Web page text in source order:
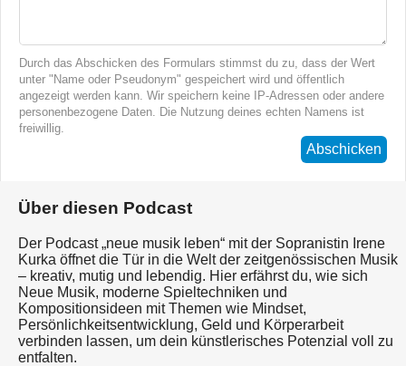
Durch das Abschicken des Formulars stimmst du zu, dass der Wert
unter "Name oder Pseudonym" gespeichert wird und öffentlich
angezeigt werden kann. Wir speichern keine IP-Adressen oder andere
personenbezogene Daten. Die Nutzung deines echten Namens ist
freiwillig.
Abschicken
Über diesen Podcast
Der Podcast „neue musik leben“ mit der Sopranistin Irene
Kurka öffnet die Tür in die Welt der zeitgenössischen Musik
– kreativ, mutig und lebendig. Hier erfährst du, wie sich
Neue Musik, moderne Spieltechniken und
Kompositionsideen mit Themen wie Mindset,
Persönlichkeitsentwicklung, Geld und Körperarbeit
verbinden lassen, um dein künstlerisches Potenzial voll zu
entfalten.